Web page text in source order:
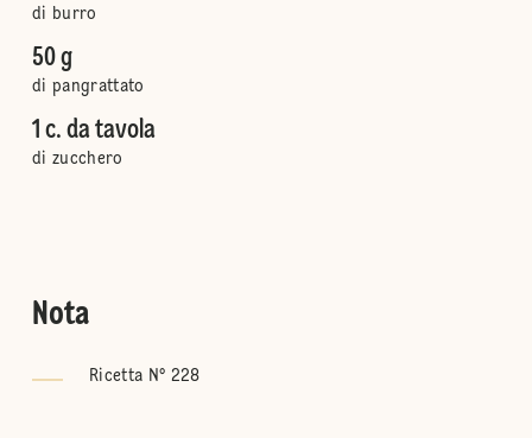
di burro
50 g
di pangrattato
1 c. da tavola
di zucchero
Nota
Ricetta N° 228